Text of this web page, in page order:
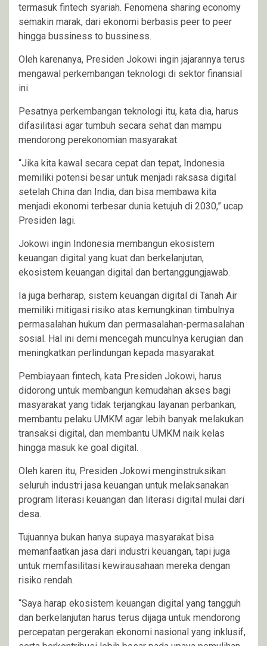
termasuk fintech syariah. Fenomena sharing economy
semakin marak, dari ekonomi berbasis peer to peer
hingga bussiness to bussiness.
Oleh karenanya, Presiden Jokowi ingin jajarannya terus
mengawal perkembangan teknologi di sektor finansial
ini.
Pesatnya perkembangan teknologi itu, kata dia, harus
difasilitasi agar tumbuh secara sehat dan mampu
mendorong perekonomian masyarakat.
“Jika kita kawal secara cepat dan tepat, Indonesia
memiliki potensi besar untuk menjadi raksasa digital
setelah China dan India, dan bisa membawa kita
menjadi ekonomi terbesar dunia ketujuh di 2030,” ucap
Presiden lagi.
Jokowi ingin Indonesia membangun ekosistem
keuangan digital yang kuat dan berkelanjutan,
ekosistem keuangan digital dan bertanggungjawab.
Ia juga berharap, sistem keuangan digital di Tanah Air
memiliki mitigasi risiko atas kemungkinan timbulnya
permasalahan hukum dan permasalahan-permasalahan
sosial. Hal ini demi mencegah munculnya kerugian dan
meningkatkan perlindungan kepada masyarakat.
Pembiayaan fintech, kata Presiden Jokowi, harus
didorong untuk membangun kemudahan akses bagi
masyarakat yang tidak terjangkau layanan perbankan,
membantu pelaku UMKM agar lebih banyak melakukan
transaksi digital, dan membantu UMKM naik kelas
hingga masuk ke goal digital.
Oleh karen itu, Presiden Jokowi menginstruksikan
seluruh industri jasa keuangan untuk melaksanakan
program literasi keuangan dan literasi digital mulai dari
desa.
Tujuannya bukan hanya supaya masyarakat bisa
memanfaatkan jasa dari industri keuangan, tapi juga
untuk memfasilitasi kewirausahaan mereka dengan
risiko rendah.
“Saya harap ekosistem keuangan digital yang tangguh
dan berkelanjutan harus terus dijaga untuk mendorong
percepatan pergerakan ekonomi nasional yang inklusif,